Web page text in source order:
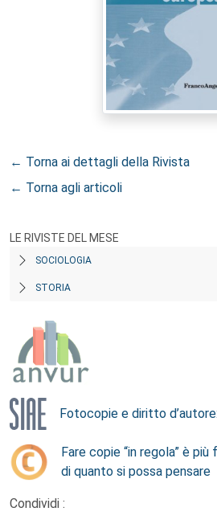
← Torna ai dettagli della Rivista
← Torna agli articoli
LE RIVISTE DEL MESE
SOCIOLOGIA
STORIA
Fotocopie e diritto
Fare copie “in regola” è più
di quanto si possa pensare
Condividi :